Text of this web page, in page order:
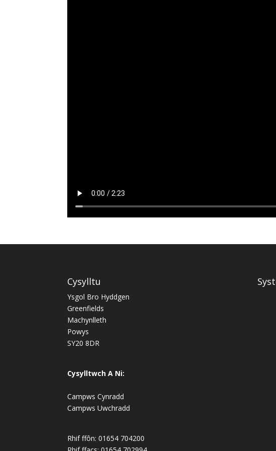
Cysylltu
Ysgol Bro Hyddgen
Greenfields
Machynlleth
Powys
SY20 8DR
Cysylltwch A Ni:
Campws Cynradd
Campws Uwchradd
Rhif ffôn: 01654 704200